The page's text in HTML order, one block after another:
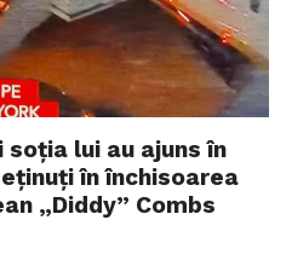
soția lui au ajuns în
în închisoarea
„Diddy” Combs